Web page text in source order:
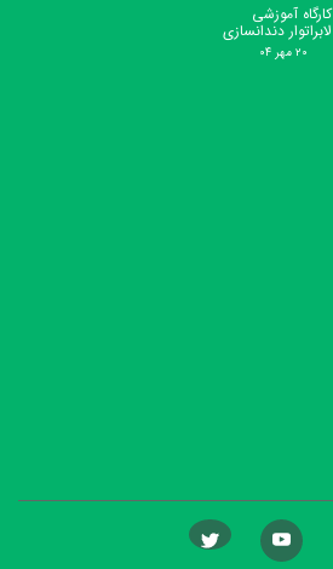
کارگاه آموزشی
لابراتوار دندانسازی
۲۰ مهر ۰۴